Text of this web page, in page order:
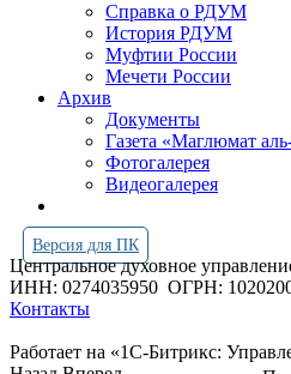
Справка о РДУМ
История РДУМ
Муфтии России
Мечети России
Архив
Документы
Газета «Маглюмат
Фотогалерея
Видеогалерея
Версия для ПК
Центральное духовное
ИНН: 0274035950 ОГРН:
Контакты
Работает на «1С-Битрикс: